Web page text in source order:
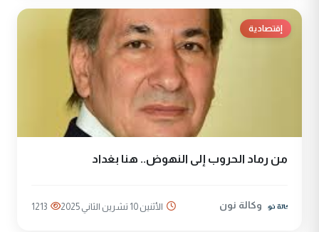
إقتصادية
من رماد الحروب إلى النهوض.. هنا بغداد
وكالة نون الأثنين 10 تشرين الثاني 2025 1213